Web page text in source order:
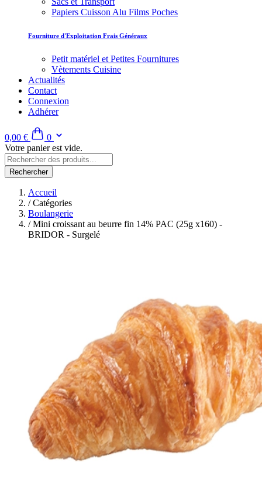
Papiers Cuisson Alu Films Poches
Fourniture d'Exploitation Frais Généraux
Petit matériel et Petites Fournitures
Vètements Cuisine
Actualités
Contact
Connexion
Adhérer
0,00 €
0
Votre panier est vide.
Rechercher
Accueil
/Catégories
Boulangerie
/Mini croissant au beurre fin 14% PAC (25g x160) -
BRIDOR - Surgelé